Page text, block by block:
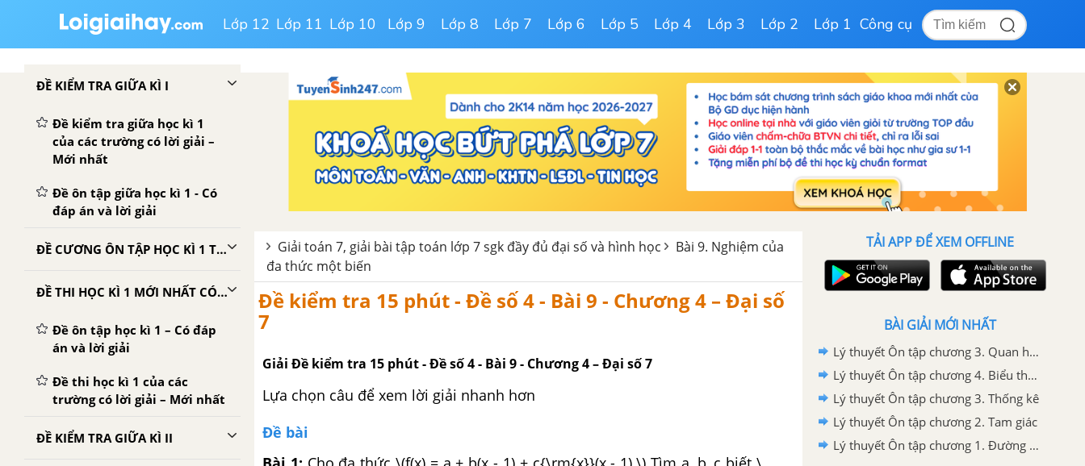
Lớp 12 Lớp 11 Lớp 10 Lớp 9 Lớp 8 Lớp 7 Lớp 6 Lớp 5 Lớp 4 Lớp 3 Lớp 2 Lớp 1 Công cụ
ĐỀ KIỂM TRA GIỮA KÌ I
Đề kiểm tra giữa học kì 1
của các trường có lời giải –
Mới nhất
Đề ôn tập giữa học kì 1 - Có
đáp án và lời giải
ĐỀ CƯƠNG ÔN TẬP HỌC KÌ 1 TOÁN 7
ĐỀ THI HỌC KÌ 1 MỚI NHẤT CÓ LỜI GIẢI
Đề ôn tập học kì 1 – Có đáp
án và lời giải
Đề thi học kì 1 của các
trường có lời giải – Mới nhất
ĐỀ KIỂM TRA GIỮA KÌ II
Giải toán 7, giải bài tập toán lớp 7 sgk đầy đủ đại số và hình học
Bài 9. Nghiệm của
đa thức một biến
Đề kiểm tra 15 phút - Đề số 4 - Bài 9 - Chương 4 – Đại số
7
Giải Đề kiểm tra 15 phút - Đề số 4 - Bài 9 - Chương 4 – Đại số 7
Lựa chọn câu để xem lời giải nhanh hơn
Đề bài
TẢI APP ĐỂ XEM OFFLINE
BÀI GIẢI MỚI NHẤT
Lý thuyết Ôn tập chương 3. Quan hệ giữa các yếu tố trong tam giác
Lý thuyết Ôn tập chương 4. Biểu thức đại số
Lý thuyết Ôn tập chương 3. Thống kê
Lý thuyết Ôn tập chương 2. Tam giác
Lý thuyết Ôn tập chương 1. Đường thẳng vuông góc. Đường thẳng song song